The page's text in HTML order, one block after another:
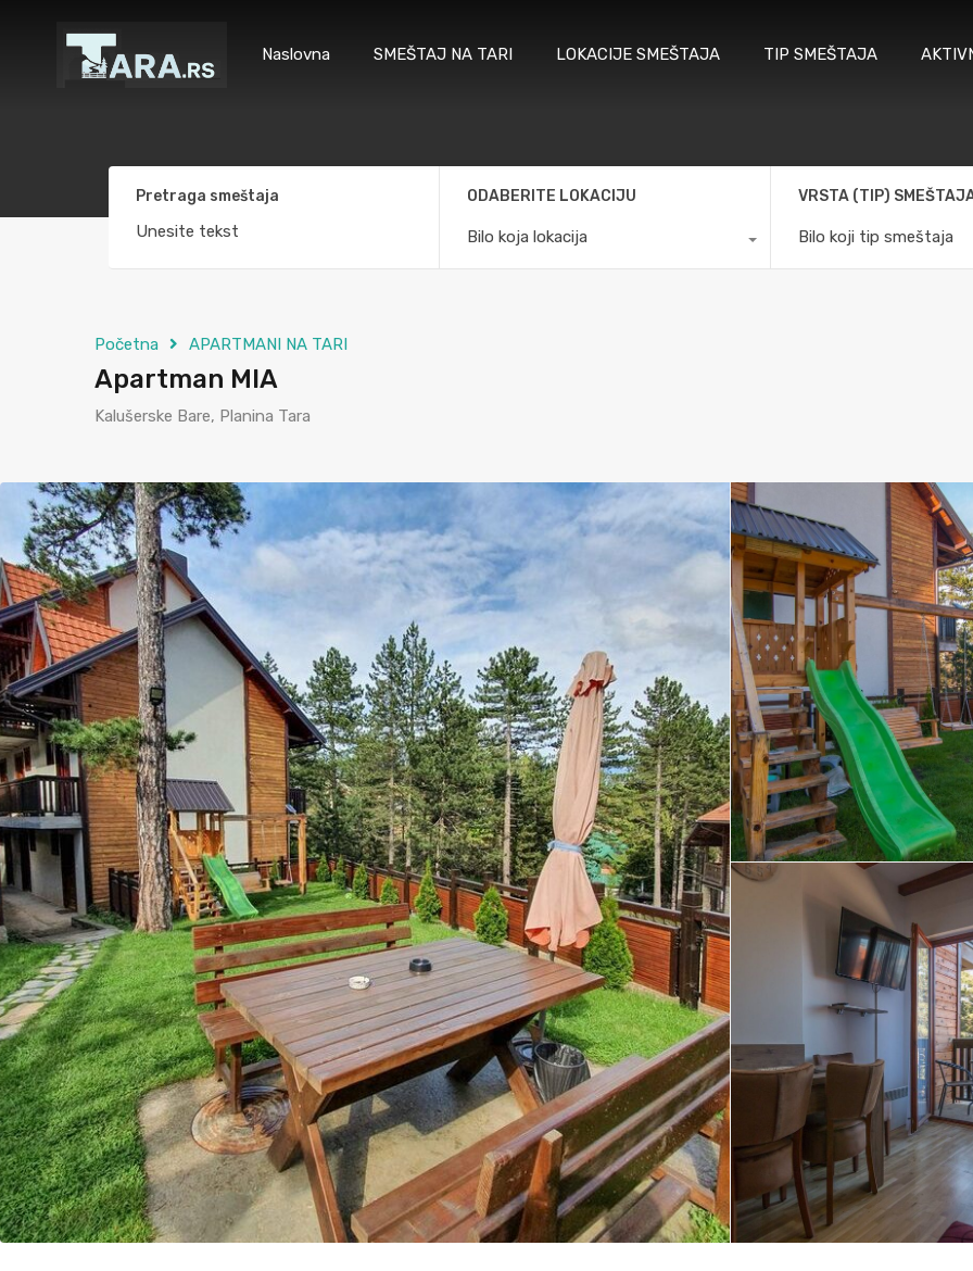
Naslovna SMEŠTAJ NA TARI LOKACIJE SMEŠTAJA TIP SMEŠTAJA
Pretraga smeštaja ODABERITE LOKACIJU
Bilo koja lokacija
VRSTA (TIP)
Bilo koji tip smeštaja
Početna APARTMANI NA TARI
Apartman MIA
Kalušerske Bare, Planina Tara